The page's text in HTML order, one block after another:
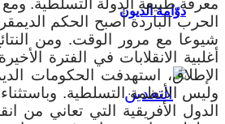
دوّامة الديون
معرفة طبيعة الدولة التسلطية.
الحرب الباردة أصبح الحكم
شيوعا مع مرور الوقت. ومن
أغلبية الانقلابات في الفترة
الإطلاق، استهدفت الحكومات
وليس الأنظمة التسلطية.
الدول الأفريقية التي تعاني من